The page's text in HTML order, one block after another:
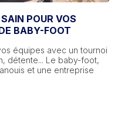
POUR VOS
BABY-FOOT
équipes avec un tournoi
détente... Le baby-foot,
et une entreprise